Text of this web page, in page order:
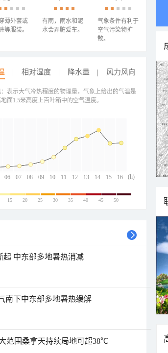
薄外套或
等服装。
有雨，雨水和泥
水会弄脏爱车。
气象条件有利于
空气污染物扩
散。
相对湿度 降水量 风力风向
06 07 08 09 10 11 12 13 14 15 16
(h)
表示大气冷热程度的物理量，气象上给出的气温是
面1.5米高度上百叶箱中的空气温度。
15 20 25 30 35 40 45 50
起 中东部多地暑热消减
南下中东部多地暑热缓解
范围桑拿天持续局地可超38℃